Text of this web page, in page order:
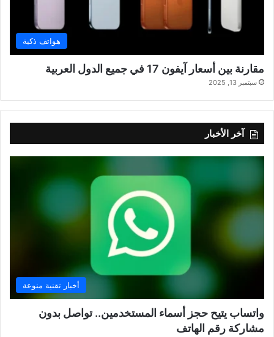
هواتف ذكية
مقارنة بين أسعار آيفون 17 في جميع الدول العربية
سبتمبر 13, 2025
آخر الأخبار
أخبار تقنية منوعة
واتساب يتيح حجز أسماء المستخدمين.. تواصل بدون
مشاركة رقم الهاتف